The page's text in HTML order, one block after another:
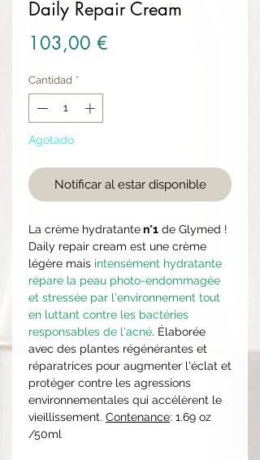
Daily Repair Cream
103,00 €
Cantidad *
Agotado
Notificar al estar disponible
La crème hydratanten°1 de Glymed !
Daily repair cream est une crème
légère mais intensément hydratante
répare la peau photo-endommagée
et stressée par l'environnement tout
en luttant contre les bactéries
responsables de l'acné. Élaborée
avec des plantes régénérantes et
réparatrices pour augmenter l'éclat et
protéger contre les agressions
environnementales qui accélèrent le
vieillissement. Contenance: 1.69 oz
/50ml